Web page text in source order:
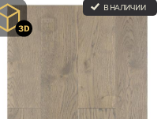
В НАЛИЧИИ